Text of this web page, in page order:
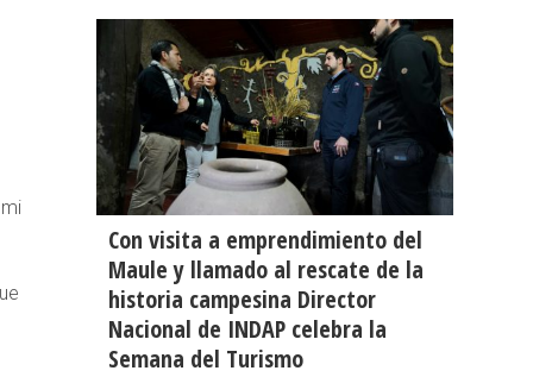
Con visita a emprendimiento del
Maule y llamado al rescate de la
historia campesina Director
Nacional de INDAP celebra la
Semana del Turismo